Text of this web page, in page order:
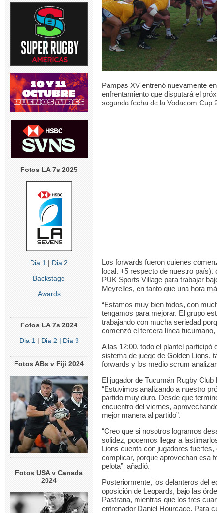
Fotos LA 7s 2025
Dia 1 | Dia 2
Backstage
Awards
Fotos LA 7s 2024
Dia 1 | Dia 2 | Dia 3
Fotos ABs v Fiji 2024
Fotos USA v Canada
2024
Pampas XV entrenó nuevamente
enfrentamiento que disputará el
segunda fecha de la Vodacom Cup
Los forwards fueron quienes
local, +5 respecto de nuestro país),
PUK Sports Village para trabajar
Meyrelles, en tanto que una hora
“Estamos muy bien todos, con
tengamos para mejorar. El grupo
trabajando con mucha seriedad
comenzó el tercera línea
A las 12:00, todo el plantel participó
sistema de juego de Golden Lions,
forwards y los medio scrum
El jugador de Tucumán Rugby
“Estuvimos analizando a nuestro
partido muy duro. Desde que
encuentro del viernes,
mejor manera al partido”.
“Creo que si nosotros logramos
solidez, podemos llegar a
Lions cuenta con jugadores
complicar, porque aprovechan esa
pelota”, añadió.
Posteriormente, los delanteros del
oposición de Leopards, bajo las
Pastrana, mientras que los tres
entrenador Daniel Hourcade. Para
3 0
VIDEO | STO v NZL | Nueva
Zelanda arrancó su gira ...
3 0
TEST MATCH
Argentina,
5